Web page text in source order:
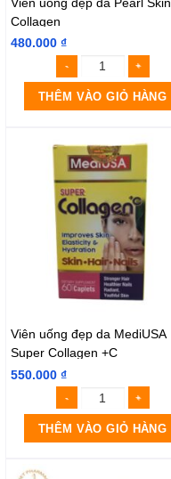
Collagen
480.000 ₫
THÊM VÀO GIỎ HÀNG
Viên uống đẹp da MediUSA
Super Collagen +C
550.000 ₫
THÊM VÀO GIỎ HÀNG